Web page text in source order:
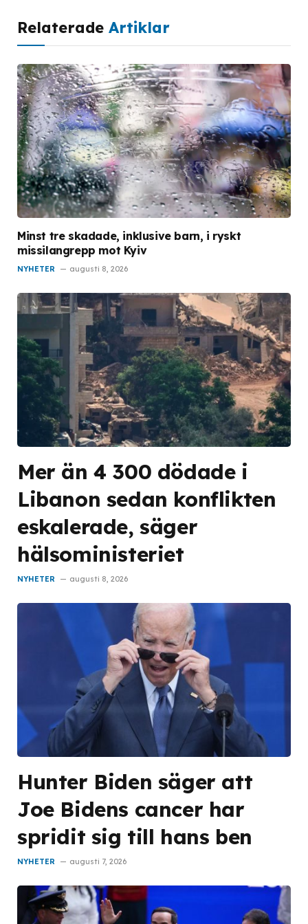
Relaterade Artiklar
Minst tre skadade, inklusive barn, i ryskt
missilangrepp mot Kyiv
NYHETER augusti 8, 2026
Mer än 4 300 dödade i
Libanon sedan konflikten
eskalerade, säger
hälsoministeriet
NYHETER augusti 8, 2026
Hunter Biden säger att
Joe Bidens cancer har
spridit sig till hans ben
NYHETER augusti 7, 2026